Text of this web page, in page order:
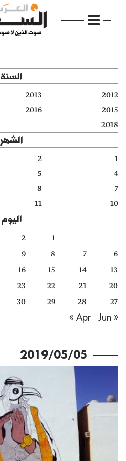
الرئيسية
مواضيع
دفاتر
الأرشيف
السنة
2012
2013
2015
2016
2018
الشهر
1
2
4
5
7
8
10
11
اليوم
1
2
6
7
8
9
13
14
15
16
20
21
22
23
27
28
29
30
« Apr
Jun »
2019/05/05